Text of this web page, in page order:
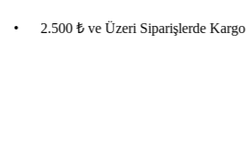
2.500 ₺ ve Üzeri Siparişlerde Kargo Bedava